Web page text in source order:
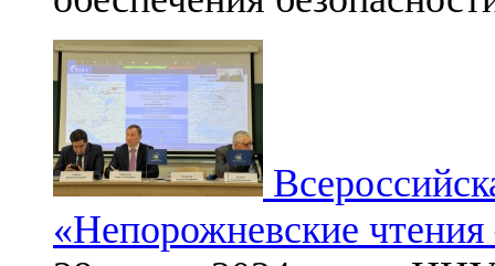
«Непорожневские